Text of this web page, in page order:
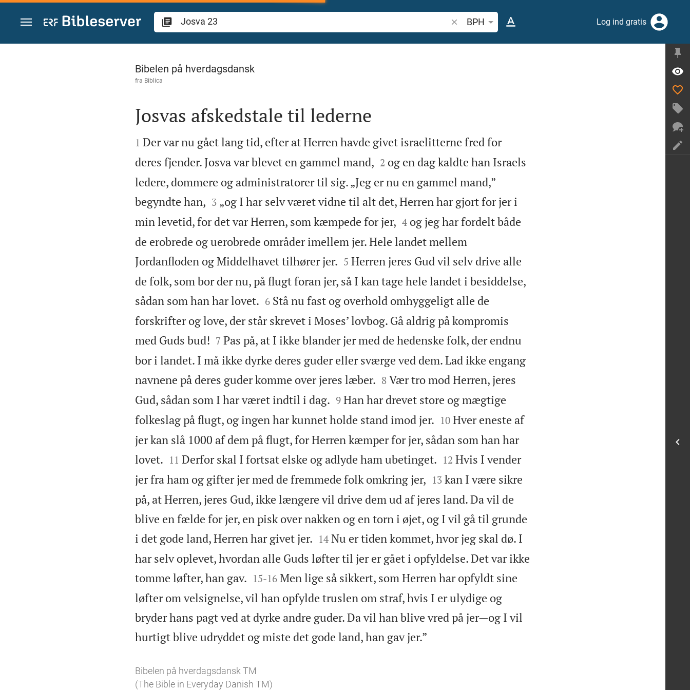
Gå til indhold
Søg efter bibelvers eller ord
BPH Log ind gratis
Josva 23
Bibelen på hverdagsdansk
fra Biblica

Josvas afskedstale til lederne

1 Der var nu gået lang tid, efter at Herren havde givet israelitterne fred for
deres fjender. Josva var blevet en gammel mand,
2 og en dag kaldte han Israels
ledere, dommere og administratorer til sig. „Jeg er nu en gammel mand,”
begyndte han,
3 „og I har selv været vidne til alt det, Herren har gjort for jer i
min levetid, for det var Herren, som kæmpede for jer,
4 og jeg har fordelt både
de erobrede og uerobrede områder imellem jer. Hele landet mellem
Jordanfloden og Middelhavet tilhører jer.
5 Herren jeres Gud vil selv drive alle
de folk, som bor der nu, på flugt foran jer, så I kan tage hele landet i besiddelse,
sådan som han har lovet.
6 Stå nu fast og overhold omhyggeligt alle de
forskrifter og love, der står skrevet i Moses’ lovbog. Gå aldrig på kompromis
med Guds bud!
7 Pas på, at I ikke blander jer med de hedenske folk, der endnu
bor i landet. I må ikke dyrke deres guder eller sværge ved dem. Lad ikke engang
navnene på deres guder komme over jeres læber.
8 Vær tro mod Herren, jeres
Gud, sådan som I har været indtil i dag.
9 Han har drevet store og mægtige
folkeslag på flugt, og ingen har kunnet holde stand imod jer.
10 Hver eneste af
jer kan slå 1000 af dem på flugt, for Herren kæmper for jer, sådan som han har
lovet.
11 Derfor skal I fortsat elske og adlyde ham ubetinget.
12 Hvis I vender
jer fra ham og gifter jer med de fremmede folk omkring jer,
13 kan I være sikre
på, at Herren, jeres Gud, ikke længere vil drive dem ud af jeres land. Da vil de
blive en fælde for jer, en pisk over nakken og en torn i øjet, og I vil gå til grunde
i det gode land, Herren har givet jer.
14 Nu er tiden kommet, hvor jeg skal dø. I
har selv oplevet, hvordan alle Guds løfter til jer er gået i opfyldelse. Det var ikke
tomme løfter, han gav.
15-16 Men lige så sikkert, som Herren har opfyldt sine
løfter om velsignelse, vil han opfylde truslen om straf, hvis I er ulydige og
bryder hans pagt ved at dyrke andre guder. Da vil han blive vred på jer—og I vil
hurtigt blive udryddet og miste det gode land, han gav jer.”
Bibelen på hverdagsdansk TM
(The Bible in Everyday Danish TM)